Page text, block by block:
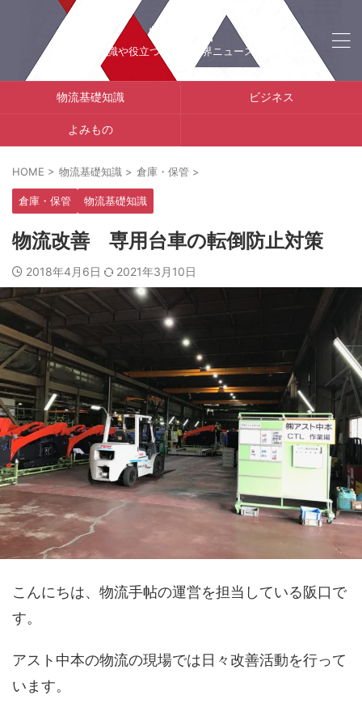
物流手帖
物流の知識や役立つ情報、業界ニュースをご紹介
物流基礎知識 ビジネス
よみもの
HOME > 物流基礎知識 > 倉庫・保管 >
倉庫・保管 物流基礎知識
物流改善 専用台車の転倒防止対策
2018年4月6日 2021年3月10日
こんにちは、物流手帖の運営を担当している阪口で
す。
アスト中本の物流の現場では日々改善活動を行って
います。